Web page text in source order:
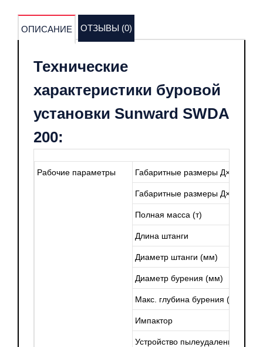
ОПИСАНИЕ ОТЗЫВЫ (0)
Технические
характеристики буровой
установки Sunward SWDA
200:
Рабочие параметры Габаритные размеры Д×Ш×В
Габаритные размеры Д×Ш×В (м)
Полная масса (т)
Длина штанги
Диаметр штанги (мм)
Диаметр бурения (мм)
Макс. глубина бурения (м)
Импактор
Устройство пылеудаления